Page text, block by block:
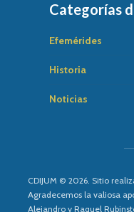
Categorías
Efemérides
Historia
Noticias
CDIJUM © 2026. Sitio
Agradecemos la valiosa
Alejandro y Raquel